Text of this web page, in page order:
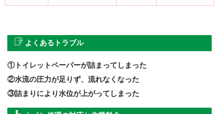
よくあるトラブル
①トイレットペーパーが詰まってしまった
②水流の圧力が足りず、流れなくなった
③詰まりにより水位が上がってしまった